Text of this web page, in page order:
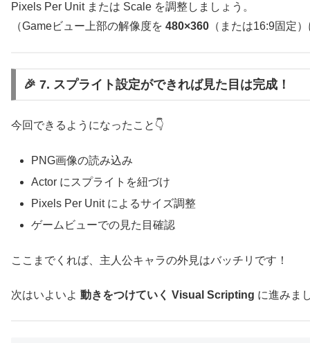
Pixels Per Unit または Scale を調整しましょう。
（Gameビュー上部の解像度を 480×360 （または16:9固定
🎉 7. スプライト設定ができれば見た目は完成！
今回できるようになったこと👇
PNG画像の読み込み
Actor にスプライトを紐づけ
Pixels Per Unit によるサイズ調整
ゲームビューでの見た目確認
ここまでくれば、主人公キャラの外見はバッチリです！
次はいよいよ 動きをつけていく Visual Scripting に進みま